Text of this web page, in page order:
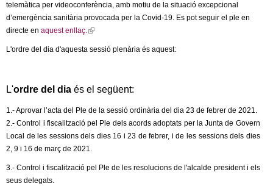
e
G
a
n
o
telemàtica per videoconferència, amb motiu de la situació excepcional
d’emergència sanitària provocada per la Covid-19. Es pot seguir el ple en
directe en aquest enllaç.(
i
s
e
x
t
r
L'ordre del dia d'aquesta sessió plenària és aquest:
L'ordre del dia és el següent:
1.- Aprovar l’acta del Ple de la sessió ordinària del dia 23 de febrer de 2021.
2.- Control i fiscalització pel Ple dels acords adoptats per la Junta de Govern
Local de les sessions dels dies 16 i 23 de febrer, i de les sessions dels dies
2, 9 i 16 de març de 2021.
3.- Control i fiscalització pel Ple de les resolucions de l'alcalde president i els
seus delegats.